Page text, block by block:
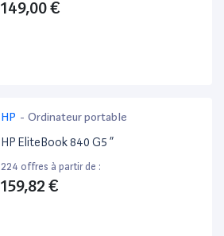
149,00 €
HP - Ordinateur portable
HP EliteBook 840 G5 ”
224 offres à partir de :
159,82 €